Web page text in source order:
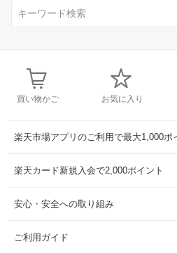
買い物かご お気に入り
楽天市場アプリのご利用で最大1,000ポ
楽天カード新規入会で2,000ポイント
安心・安全への取り組み
ご利用ガイド